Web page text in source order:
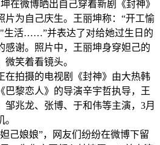
在微博晒出自己穿着新剧《封神》
片为自己庆生。王丽坤称：“开工愉
"生活……”并表达了对给她过生日的
感谢。照片中，王丽坤身穿妲己的
笑着看镜头。
拍摄的电视剧《封神》由大热韩
巴黎恋人》的导演辛宇哲执导，王
邹兆龙、张博、于和伟等主演， 3月
娘娘”，网友们纷纷在微博下留